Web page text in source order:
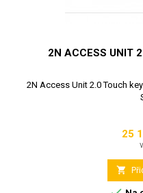
2N ACCESS UNIT
2N Access Unit 2.0 Touch
25
